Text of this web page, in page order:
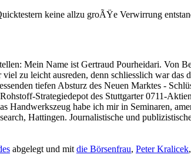
keine allzu groÃŸe Verwirrung
Mein Name ist Gertraud Pourheidari. Von
zu leicht ausreden, denn schliesslich war
tiefen Absturz des Neuen Marktes -
Strategiedepot des Stuttgarter 0711-
Handwerkszeug habe ich mir in Seminaren,
Hattingen. Journalistische und
abgelegt und mit die Börsenfrau, Peter Kralicek,